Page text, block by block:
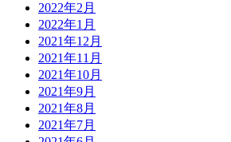
2022年2月
2022年1月
2021年12月
2021年11月
2021年10月
2021年9月
2021年8月
2021年7月